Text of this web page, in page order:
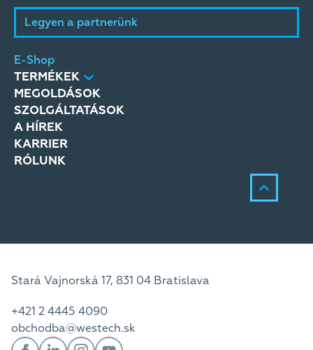
Legyen a partnerünk
E-Shop
TERMÉKEK
MEGOLDÁSOK
SZOLGÁLTATÁSOK
A HÍREK
KARRIER
RÓLUNK
Stará Vajnorská 17, 831 04 Bratislava
+421 2 4445 4090
obchodba@westech.sk